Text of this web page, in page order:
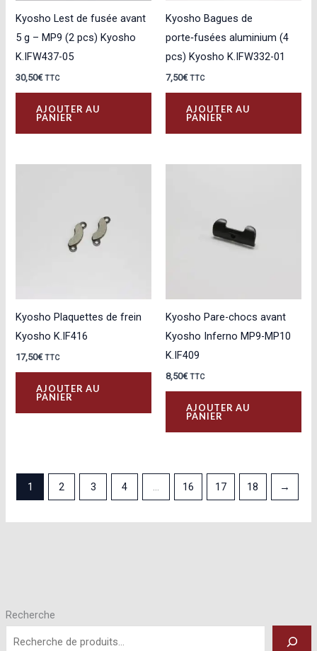
Recherche
Kyosho Lest de fusée avant
5 g – MP9 (2 pcs) Kyosho
K.IFW437-05
30,50€ TTC
AJOUTER AU
PANIER
Kyosho Bagues de
porte‑fusées aluminium (4
pcs) Kyosho K.IFW332-01
7,50€ TTC
AJOUTER AU
PANIER
Kyosho Plaquettes de frein
Kyosho K.IF416
17,50€ TTC
AJOUTER AU
PANIER
Kyosho Pare-chocs avant
Kyosho Inferno MP9-MP10
K.IF409
8,50€ TTC
AJOUTER AU
PANIER
1 2 3 4 … 16 17 18 →